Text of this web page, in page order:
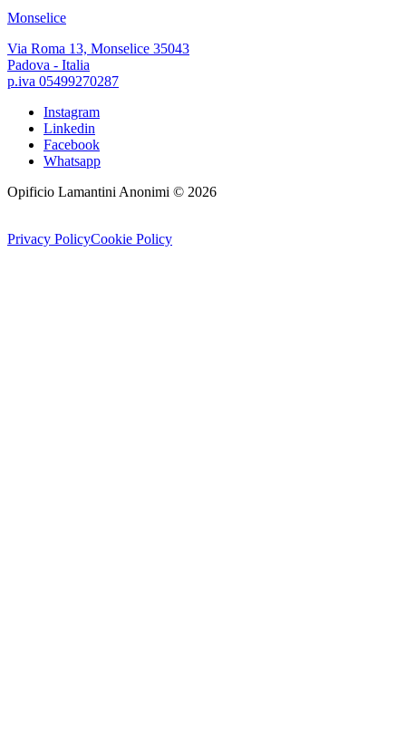
Monselice
Via Roma 13, Monselice 35043
Padova - Italia
p.iva 05499270287
Instagram
Linkedin
Facebook
Whatsapp
Opificio Lamantini Anonimi © 2026
Privacy PolicyCookie Policy